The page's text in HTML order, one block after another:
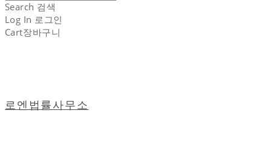
Search 검색
Log In 로그인
Cart장바구니
로엔법률사무소